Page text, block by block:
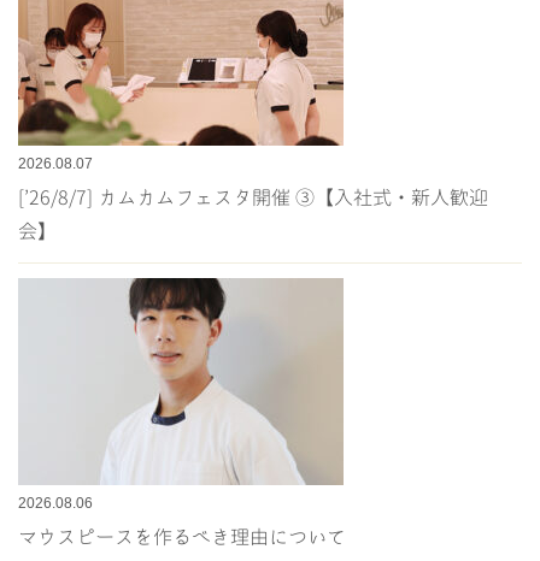
2026.08.07
[’26/8/7] カムカムフェスタ開催 ③【入社式・新人歓迎
会】
2026.08.06
マウスピースを作るべき理由について